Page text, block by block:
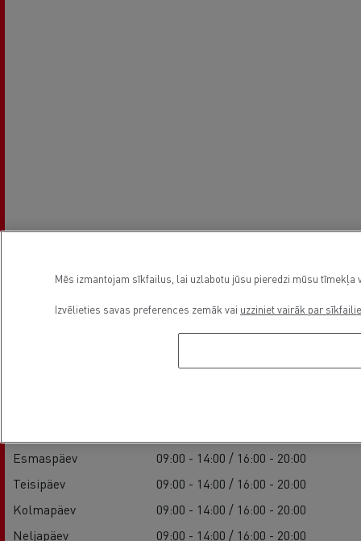
Esmaspäev
09:00 - 14:00 / 16:00 - 20:00
Teisipäev
09:00 - 14:00 / 16:00 - 20:00
Kolmapäev
09:00 - 14:00 / 16:00 - 20:00
Neljapäev
09:00 - 14:00 / 16:00 - 20:00
Mēs izmantojam sīkfailus, lai uzlabotu jūsu pieredzi mūsu
Izvēlieties savas preferences zemāk vai uzziniet vairāk par